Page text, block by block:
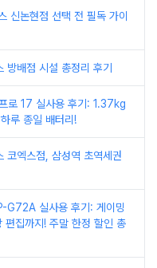
신논현점 선택 전 필독 가이
방배점 시설 총정리 후기
17 실사용 후기: 1.37kg
루 종일 배터리!
코엑스점, 삼성역 초역세권
실사용 후기: 게이밍
집까지! 주말 한정 할인 총